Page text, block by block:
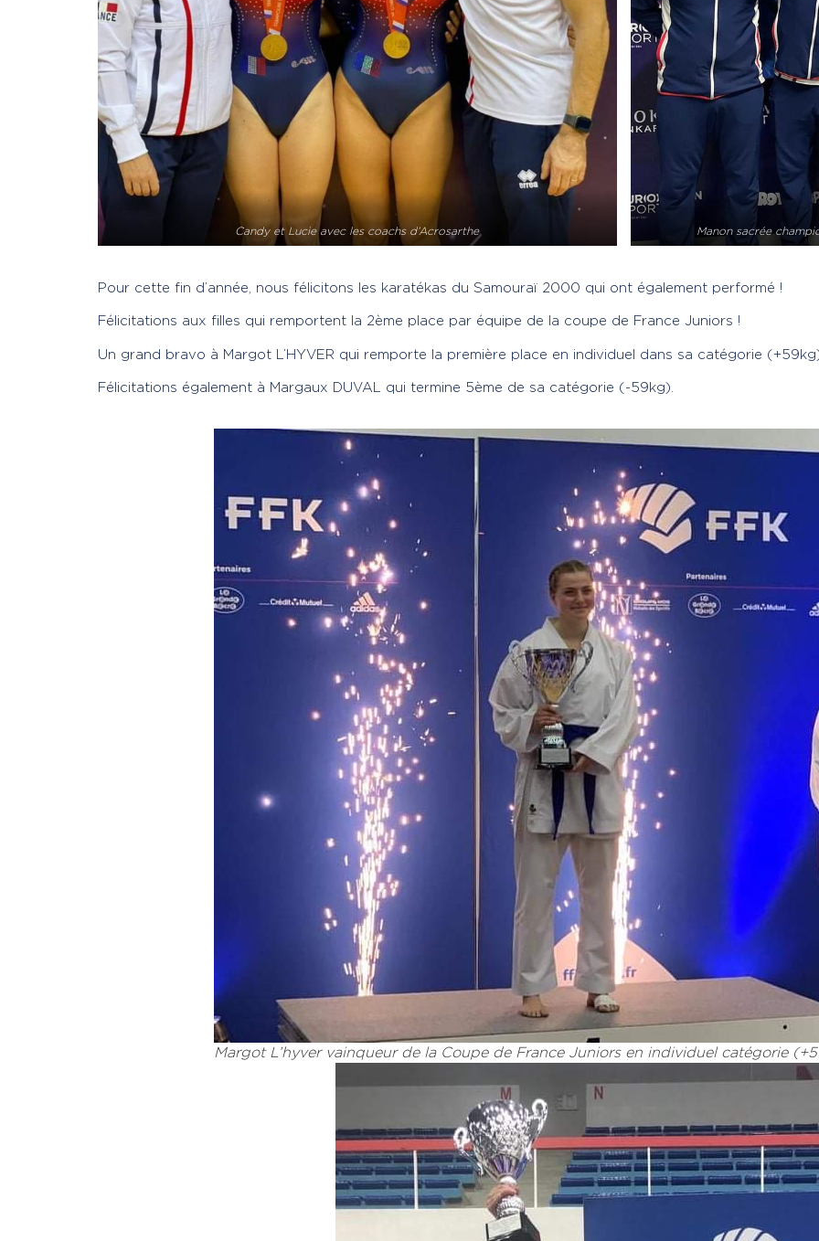
Candy et Lucie avec les coachs d’Acrosarthe Manon sacrée
Pour cette fin d’année, nous félicitons les karatékas du Samouraï 2000 qui ont également performé !
Félicitations aux filles qui remportent la 2ème place par équipe de la coupe de France Juniors !
Un grand bravo à Margot L’HYVER qui remporte la première place en individuel dans sa catégorie
Félicitations également à Margaux DUVAL qui termine 5ème de sa catégorie (-59kg).
Margot L’hyver vainqueur de la Coupe de France Juniors en individuel catégorie